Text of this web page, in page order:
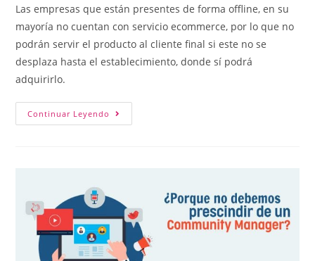
Las empresas que están presentes de forma offline, en su
mayoría no cuentan con servicio ecommerce, por lo que no
podrán servir el producto al cliente final si este no se
desplaza hasta el establecimiento, donde sí podrá
adquirirlo.
Continuar Leyendo